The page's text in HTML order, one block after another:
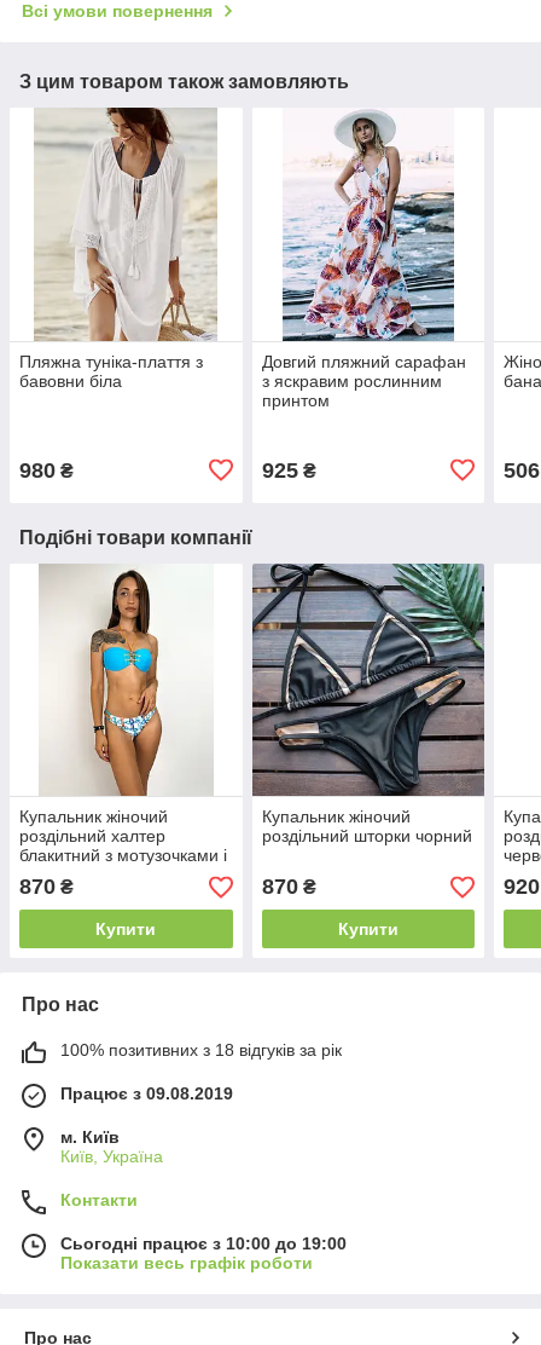
Всі умови повернення
З цим товаром також замовляють
Пляжна туніка-плаття з
бавовни біла
980 ₴
Довгий пляжний сарафан
з яскравим рослинним
принтом
925₴ 506
Подібні товари компанії
Купальник жіночий
роздільний халтер
блакитний з мотузочками і
плавками в абстрактний
малюнок
870 ₴
Купити
Купальник жіночий
роздільний шторки чорний
870₴
Купити
920
Про нас
100% позитивних з 18 відгуків за рік
Працює з 09.08.2019
м. Київ
Київ, Україна
Контакти
Сьогодні працює з 10:00 до 19:00
Показати весь графік роботи
Про нас